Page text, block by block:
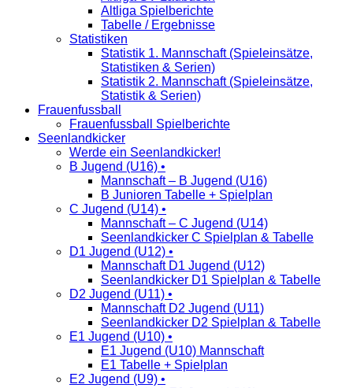
Altliga Spielberichte
Tabelle / Ergebnisse
Statistiken
Statistik 1. Mannschaft (Spieleinsätze,
Statistiken & Serien)
Statistik 2. Mannschaft (Spieleinsätze,
Statistik & Serien)
Frauenfussball
Frauenfussball Spielberichte
Seenlandkicker
Werde ein Seenlandkicker!
B Jugend (U16) •
Mannschaft – B Jugend (U16)
B Junioren Tabelle + Spielplan
C Jugend (U14) •
Mannschaft – C Jugend (U14)
Seenlandkicker C Spielplan & Tabelle
D1 Jugend (U12) •
Mannschaft D1 Jugend (U12)
Seenlandkicker D1 Spielplan & Tabelle
D2 Jugend (U11) •
Mannschaft D2 Jugend (U11)
Seenlandkicker D2 Spielplan & Tabelle
E1 Jugend (U10) •
E1 Jugend (U10) Mannschaft
E1 Tabelle + Spielplan
E2 Jugend (U9) •